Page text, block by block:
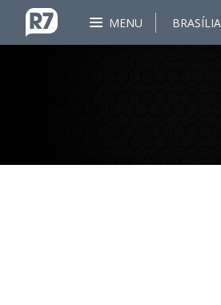
MENU BRASÍLIA